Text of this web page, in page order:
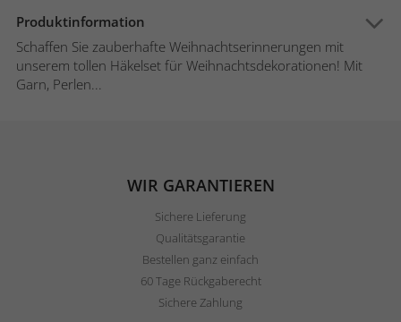
Produktinformation
Schaffen Sie zauberhafte Weihnachtserinnerungen mit
unserem tollen Häkelset für Weihnachtsdekorationen! Mit
Garn, Perlen...
WIR GARANTIEREN
Sichere Lieferung
Qualitätsgarantie
Bestellen ganz einfach
60 Tage Rückgaberecht
Sichere Zahlung